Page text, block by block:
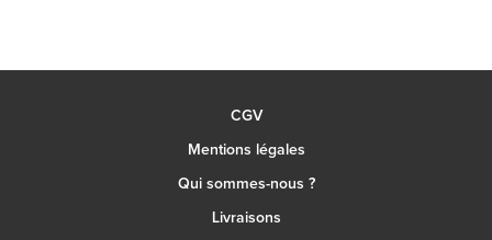
CGV
Mentions légales
Qui sommes-nous ?
Livraisons